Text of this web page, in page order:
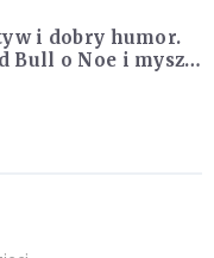
i dobry humor.
Bull o Noe i myszy
łez! [WIDEO]